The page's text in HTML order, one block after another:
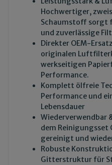
Hochwertiger,
Schaumstoff sorgt
und zuverlässige
Direkter OEM-
originalen
werkseitigen
Performance.
Komplett ölfreie
Performance und
Lebensdauer
Wiederverwendbar
dem Reinigungsset
gereinigt und
Robuste
Gitterstruktur für